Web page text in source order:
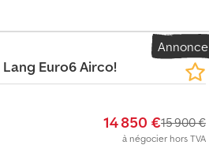
Annonce
Lang Euro6 Airco!
14 850 €15 900 €
à négocier hors TVA